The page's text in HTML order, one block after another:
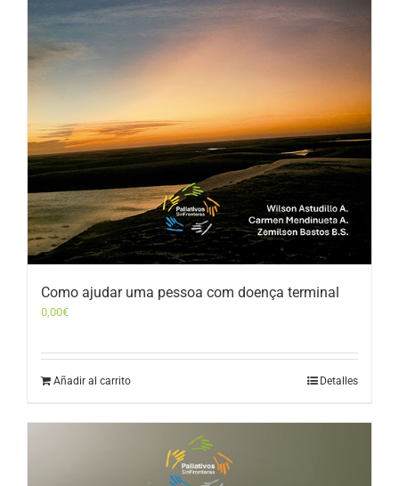
Como ajudar uma pessoa com doença terminal
0,00€
Añadir al carrito Detalles